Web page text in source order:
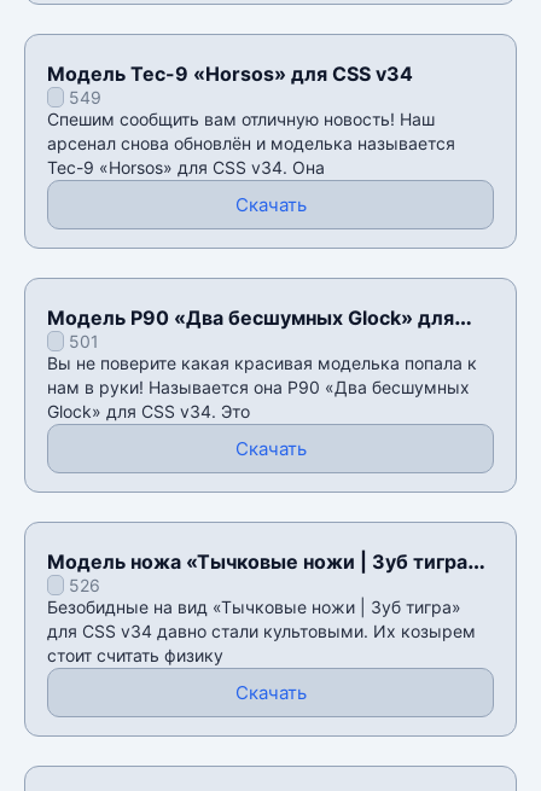
Модель Tec-9 «Horsos» для CSS v34
549
Спешим сообщить вам отличную новость! Наш
арсенал снова обновлён и моделька называется
Tec-9 «Horsos» для CSS v34. Она
Скачать
Модель P90 «Два бесшумных Glock» для
CSS v34
501
Вы не поверите какая красивая моделька попала к
нам в руки! Называется она P90 «Два бесшумных
Glock» для CSS v34. Это
Скачать
Модель ножа «Тычковые ножи | Зуб тигра»
для CSS v34
526
Безобидные на вид «Тычковые ножи | Зуб тигра»
для CSS v34 давно стали культовыми. Их козырем
стоит считать физику
Скачать